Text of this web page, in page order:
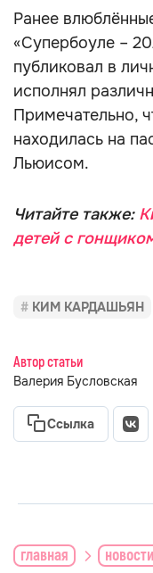
Ранее
«Супербоуле –
публиковал в
исполнял
Примечательно,
находилась на
Льюисом.
Читайте также:
детей с
КИМ КАРДАШЬЯН
Автор статьи
Валерия Бусловская
Ссылка
главная